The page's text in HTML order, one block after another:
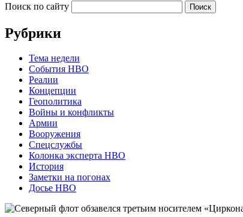
Поиск по сайту
Рубрики
Тема недели
События НВО
Реалии
Концепции
Геополитика
Войны и конфликты
Армии
Вооружения
Спецслужбы
Колонка эксперта НВО
История
Заметки на погонах
Досье НВО